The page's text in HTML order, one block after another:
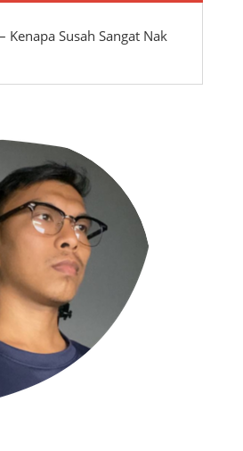
Kenapa Susah Sangat Nak